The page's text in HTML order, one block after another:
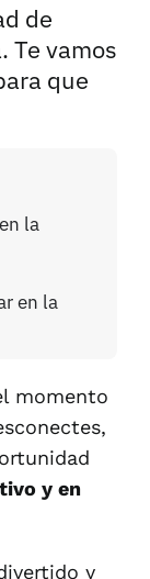
de
Te vamos
que
la
en la
momento
y en
y